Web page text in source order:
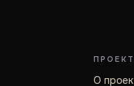
ПРОЕКТ
О